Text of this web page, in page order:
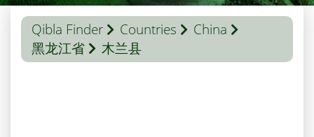
Qibla Finder Countries
China
黑龙江省
木兰县